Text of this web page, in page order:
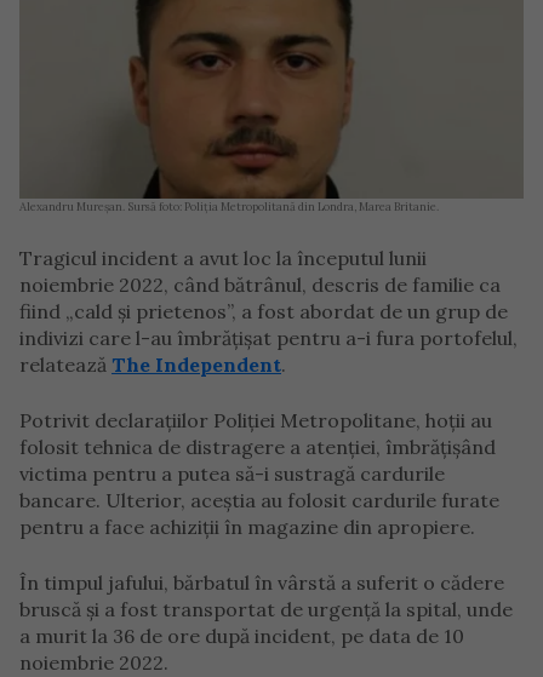
Alexandru Mureșan. Sursă foto: Poliția Metropolitană din Londra, Marea Britanie.
Tragicul incident a avut loc la începutul lunii
noiembrie 2022, când bătrânul, descris de familie ca
fiind „cald și prietenos”, a fost abordat de un grup de
indivizi care l-au îmbrățișat pentru a-i fura portofelul,
relatează The Independent.
Potrivit declarațiilor Poliției Metropolitane, hoții au
folosit tehnica de distragere a atenției, îmbrățișând
victima pentru a putea să-i sustragă cardurile
bancare. Ulterior, aceștia au folosit cardurile furate
pentru a face achiziții în magazine din apropiere.
În timpul jafului, bărbatul în vârstă a suferit o cădere
bruscă și a fost transportat de urgență la spital, unde
a murit la 36 de ore după incident, pe data de 10
noiembrie 2022.